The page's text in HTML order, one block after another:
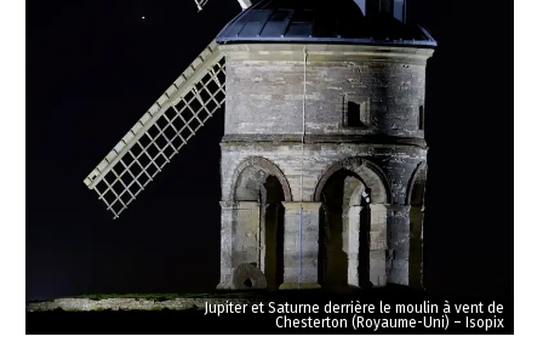
Jupiter et Saturne derrière le moulin à vent de
Chesterton (Royaume-Uni) – Isopix
Washington
DC,
–
Calcutta
–